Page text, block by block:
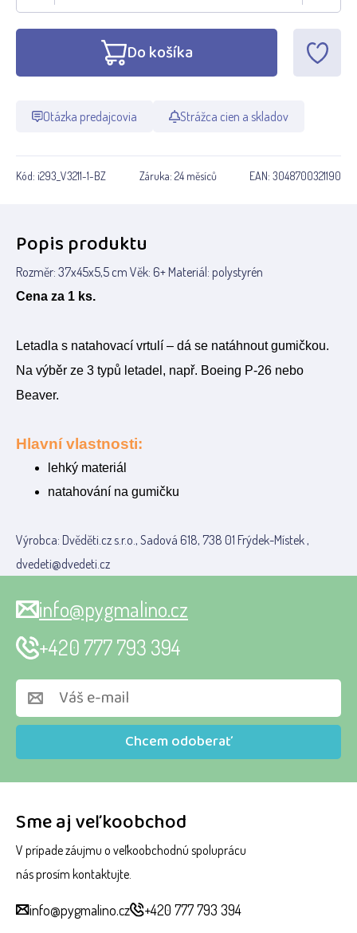
Do košíka
Otázka predajcovia Strážca cien a skladov
Kód: i293_V3211-1-BZ Záruka: 24 měsíců EAN: 3048700321190
Popis produktu
Rozměr: 37x45x5,5 cm Věk: 6+ Materiál: polystyrén
Cena za 1 ks.
Letadla s natahovací vrtulí – dá se natáhnout gumičkou.
Na výběr ze 3 typů letadel, např. Boeing P-26 nebo
Beaver.
Hlavní vlastnosti:
lehký materiál
natahování na gumičku
Výrobca: Dvěděti.cz s.r.o., Sadová 618, 738 01 Frýdek-Místek ,
dvedeti@dvedeti.cz
Sme aj veľkoobchod
V prípade záujmu o veľkoobchodnú spoluprácu
nás prosím kontaktujte.
info@pygmalino.cz +420 777 793 394
Chcem odoberať
info@pygmalino.cz
+420 777 793 394